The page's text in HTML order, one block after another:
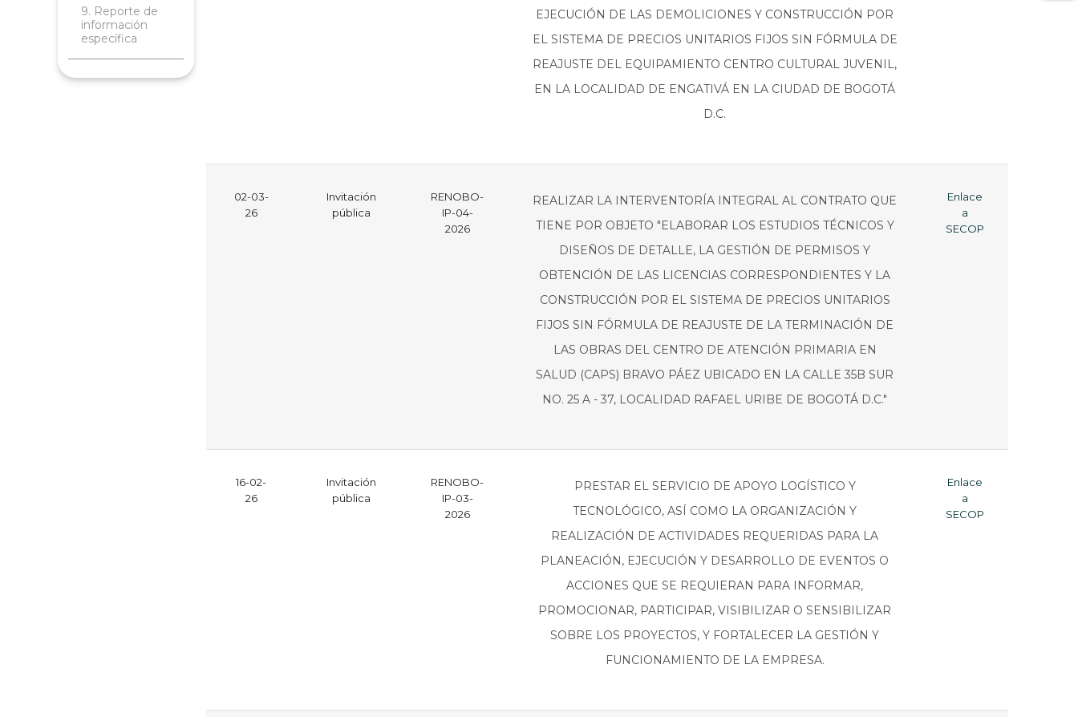
9. Reporte de
información
específica
EJECUCIÓN DE LAS DEMOLICIONES Y CONSTRUCCIÓN POR
EL SISTEMA DE PRECIOS UNITARIOS FIJOS SIN FÓRMULA DE
REAJUSTE DEL EQUIPAMIENTO CENTRO CULTURAL JUVENIL,
EN LA LOCALIDAD DE ENGATIVÁ EN LA CIUDAD DE BOGOTÁ
D.C.
02-03-
26
Invitación
pública
RENOBO-
IP-04-
2026
REALIZAR LA INTERVENTORÍA INTEGRAL AL CONTRATO QUE
TIENE POR OBJETO "ELABORAR LOS ESTUDIOS TÉCNICOS Y
DISEÑOS DE DETALLE, LA GESTIÓN DE PERMISOS Y
OBTENCIÓN DE LAS LICENCIAS CORRESPONDIENTES Y LA
CONSTRUCCIÓN POR EL SISTEMA DE PRECIOS UNITARIOS
FIJOS SIN FÓRMULA DE REAJUSTE DE LA TERMINACIÓN DE
LAS OBRAS DEL CENTRO DE ATENCIÓN PRIMARIA EN
SALUD (CAPS) BRAVO PÁEZ UBICADO EN LA CALLE 35B SUR
NO. 25 A - 37, LOCALIDAD RAFAEL URIBE DE BOGOTÁ D.C."
Enlace
a
SECOP
16-02-
26
Invitación
pública
RENOBO-
IP-03-
2026
PRESTAR EL SERVICIO DE APOYO LOGÍSTICO Y
TECNOLÓGICO, ASÍ COMO LA ORGANIZACIÓN Y
REALIZACIÓN DE ACTIVIDADES REQUERIDAS PARA LA
PLANEACIÓN, EJECUCIÓN Y DESARROLLO DE EVENTOS O
ACCIONES QUE SE REQUIERAN PARA INFORMAR,
PROMOCIONAR, PARTICIPAR, VISIBILIZAR O SENSIBILIZAR
SOBRE LOS PROYECTOS, Y FORTALECER LA GESTIÓN Y
FUNCIONAMIENTO DE LA EMPRESA.
Enlace
a
SECOP